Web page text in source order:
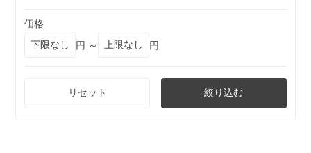
価格
円 ～
円
リセット 絞り込む